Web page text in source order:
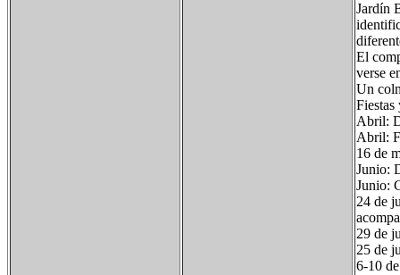
Jardín
El
verse
Un
Fiestas
Abril:
Abril:
16 de
Junio:
Junio:
24 de
29 de
25 de
6-10